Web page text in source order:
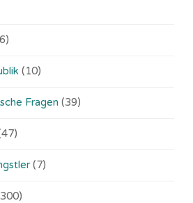
(10)
Fragen (39)
(7)